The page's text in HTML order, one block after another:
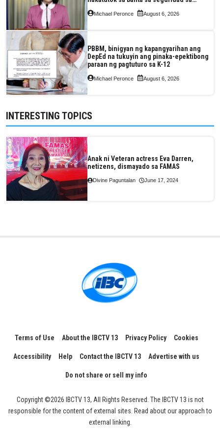
pagkain, enerhiya
Michael Peronce August 6, 2026
PBBM, binigyan ng kapangyarihan ang
DepEd na tukuyin ang pinaka-epektibong
paraan ng pagtuturo sa K-12
Michael Peronce August 6, 2026
INTERESTING TOPICS
Anak ni Veteran actress Eva Darren,
netizens, dismayado sa FAMAS
Divine Paguntalan June 17, 2024
Terms of Use About the IBCTV 13 Privacy Policy Cookies
Accessibility Help Contact the IBCTV 13 Advertise with us
Do not share or sell my info
Copyright ©2026 IBCTV 13, All Rights Reserved. The IBCTV 13 is not
responsible for the content of external sites. Read about our approach to
external linking.